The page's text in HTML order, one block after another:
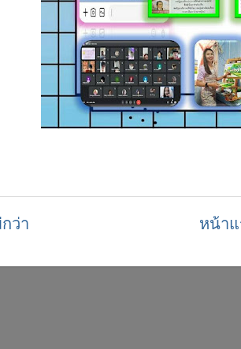
ว่า หน้า